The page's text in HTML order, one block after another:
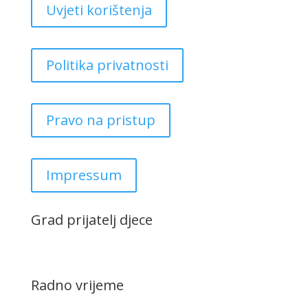
Uvjeti korištenja
Politika privatnosti
Pravo na pristup
Impressum
Grad prijatelj djece
Radno vrijeme